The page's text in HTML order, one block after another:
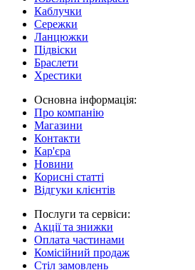
Каблучки
Сережки
Ланцюжки
Підвіски
Браслети
Хрестики
Основна інформація:
Про компанію
Магазини
Контакти
Кар'єра
Новини
Корисні статті
Відгуки клієнтів
Послуги та сервіси:
Акції та знижки
Оплата частинами
Комісійний продаж
Стіл замовлень